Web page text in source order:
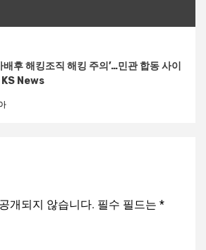
후 해킹조직 해킹 주의’…민관 합동 사이
KS News
개되지 않습니다. 필수 필드는 *